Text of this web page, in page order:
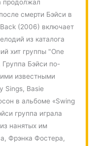
продолжал
смерти Бэйси в
(2006) включает
из каталога
хит группы "One
Группа Бэйси по-
известными
Sings, Basie
в альбоме «Swing
группа играла
нанятых им
Фрэнка Фостера,